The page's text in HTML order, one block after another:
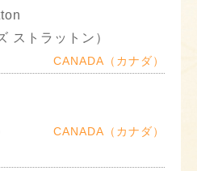
ストラットン）
CANADA（カナダ）
CANADA（カナダ）